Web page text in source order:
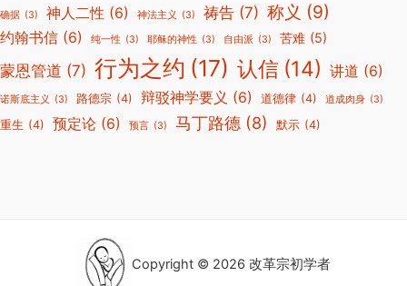
确据 (3) 神人二性 (6) 神法主义 (3) 祷告 (7) 称义 (9)
约翰书信 (6) 纯一性 (3) 耶稣的神性 (3) 自由派 (3) 苦难 (5)
蒙恩管道 (7) 行为之约 (17) 认信 (14) 讲道 (6)
诺斯底主义 (3) 路德宗 (4) 辩驳神学要义 (6) 道德律 (4) 道成肉身 (3)
重生 (4) 预定论 (6) 预言 (3) 马丁路德 (8) 默示 (4)
Copyright © 2026 改革宗初学者